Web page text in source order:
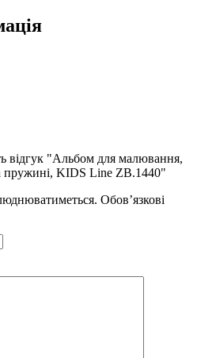
відгук "Альбом для малювання,
пружині, KIDS Line ZB.1440"
Обов’язкові